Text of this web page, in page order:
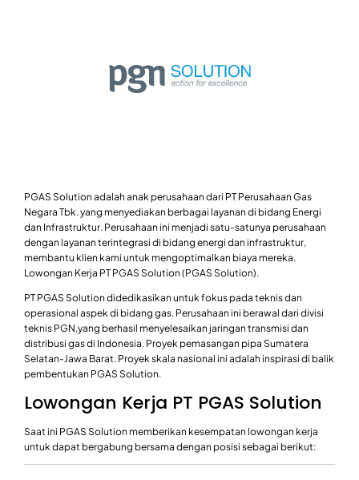
PGAS Solution adalah anak perusahaan dari PT Perusahaan Gas
Negara Tbk. yang menyediakan berbagai layanan di bidang Energi
dan Infrastruktur. Perusahaan ini menjadi satu-satunya perusahaan
dengan layanan terintegrasi di bidang energi dan infrastruktur,
membantu klien kami untuk mengoptimalkan biaya mereka.
Lowongan Kerja PT PGAS Solution (PGAS Solution).
PT PGAS Solution didedikasikan untuk fokus pada teknis dan
operasional aspek di bidang gas. Perusahaan ini berawal dari divisi
teknis PGN,yang berhasil menyelesaikan jaringan transmisi dan
distribusi gas di Indonesia. Proyek pemasangan pipa Sumatera
Selatan-Jawa Barat. Proyek skala nasional ini adalah inspirasi di balik
pembentukan PGAS Solution.
Lowongan Kerja PT PGAS Solution
Saat ini PGAS Solution memberikan kesempatan lowongan kerja
untuk dapat bergabung bersama dengan posisi sebagai berikut: